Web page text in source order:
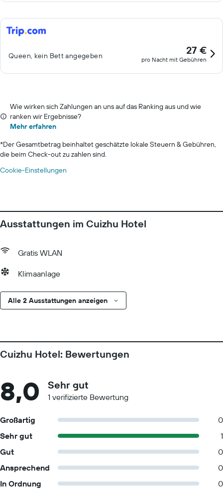
Queen, kein Bett angegeben 27 €
pro Nacht mit Gebühren
Wie wirken sich Zahlungen an uns auf das Ranking aus und wie
ranken wir Ergebnisse?
Mehr erfahren
*Der Gesamtbetrag beinhaltet geschätzte lokale Steuern & Gebühren,
die beim Check-out zu zahlen sind.
Cookie-Einstellungen
Ausstattungen im Cuizhu Hotel
Gratis WLAN
Klimaanlage
Alle 2 Ausstattungen anzeigen
Cuizhu Hotel: Bewertungen
8,0 Sehr gut
1 verifizierte Bewertung
Großartig
0
Sehr gut
1
Gut
0
Ansprechend
0
In Ordnung
0